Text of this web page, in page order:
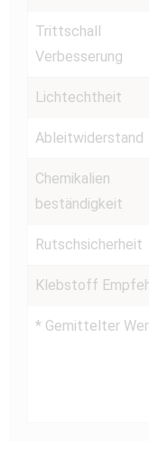
Trittschall
Verbesserung
Lichtechtheit
Ableitwiderstand
Chemikalien
beständigkeit
Rutschsicherheit
Klebstoff
* Gemittelter